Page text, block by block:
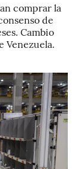
comprar la
de
Cambio
Venezuela.